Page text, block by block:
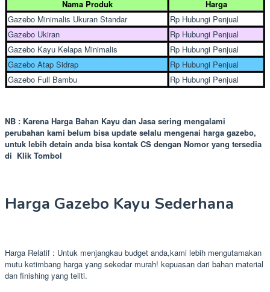
Nama Produk
Harga
Gazebo Minimalis Ukuran Standar
Rp Hubungi Penjual
Gazebo Ukiran
Rp Hubungi Penjual
Gazebo Kayu Kelapa Minimalis
Rp Hubungi Penjual
Gazebo Atap Sidrap
Rp Hubungi Penjual
Gazebo Full Bambu
Rp Hubungi Penjual
NB : Karena Harga Bahan Kayu dan Jasa sering mengalami
perubahan kami belum bisa update selalu mengenai harga gazebo,
untuk lebih detain anda bisa kontak CS dengan Nomor yang tersedia
di Klik Tombol
Harga Gazebo Kayu Sederhana
Harga Relatif : Untuk menjangkau budget anda,kami lebih mengutamakan
mutu ketimbang harga yang sekedar murah! kepuasan dari bahan material
dan finishing yang teliti.